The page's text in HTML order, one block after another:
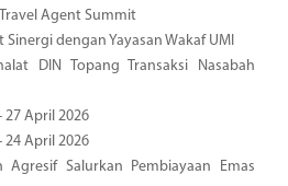
Agent Summit
dengan Yayasan Wakaf UMI
DIN Topang Transaksi Nasabah
27 April 2026
24 April 2026
Agresif Salurkan Pembiayaan Emas